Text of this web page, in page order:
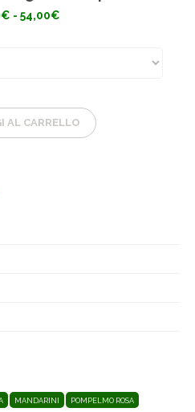
€ - 54,00€
AL CARRELLO
MANDARINI
POMPELMO ROSA